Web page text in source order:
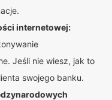
internetowej:
Jeśli nie wiesz, jak to
swojego banku.